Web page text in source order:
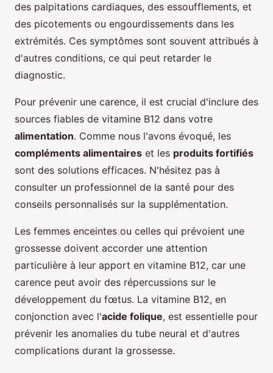
des palpitations cardiaques, des essoufflements, et
des picotements ou engourdissements dans les
extrémités. Ces symptômes sont souvent attribués à
d'autres conditions, ce qui peut retarder le
diagnostic.
Pour prévenir une carence, il est crucial d'inclure des
sources fiables de vitamine B12 dans votre
alimentation. Comme nous l'avons évoqué, les
compléments alimentaires et les produits fortifiés
sont des solutions efficaces. N'hésitez pas à
consulter un professionnel de la santé pour des
conseils personnalisés sur la supplémentation.
Les femmes enceintes ou celles qui prévoient une
grossesse doivent accorder une attention
particulière à leur apport en vitamine B12, car une
carence peut avoir des répercussions sur le
développement du fœtus. La vitamine B12, en
conjonction avec l'acide folique, est essentielle pour
prévenir les anomalies du tube neural et d'autres
complications durant la grossesse.